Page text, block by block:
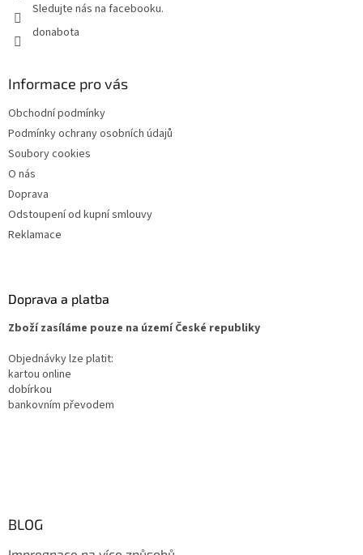
Sledujte nás na facebooku.
donabota
Informace pro vás
Obchodní podmínky
Podmínky ochrany osobních údajů
Soubory cookies
O nás
Doprava
Odstoupení od kupní smlouvy
Reklamace
Doprava a platba
Zboží zasíláme pouze na území České republiky
Objednávky lze platit:
kartou online
dobírkou
bankovním převodem
BLOG